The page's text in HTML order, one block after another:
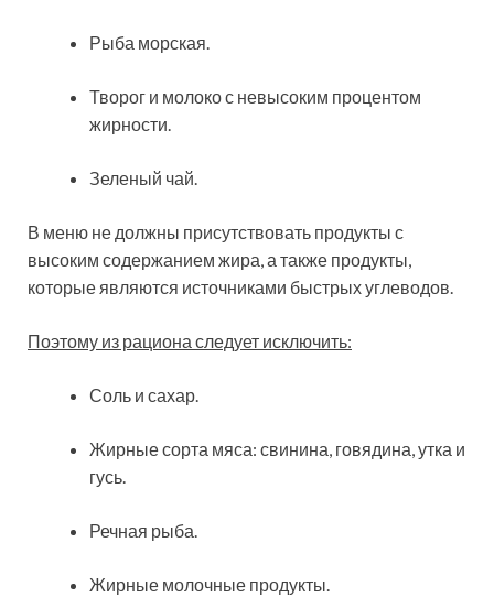
Рыба морская.
Творог и молоко с невысоким процентом
жирности.
Зеленый чай.
В меню не должны присутствовать продукты с
высоким содержанием жира, а также продукты,
которые являются источниками быстрых углеводов.
Поэтому из рациона следует исключить:
Соль и сахар.
Жирные сорта мяса: свинина, говядина, утка и
гусь.
Речная рыба.
Жирные молочные продукты.